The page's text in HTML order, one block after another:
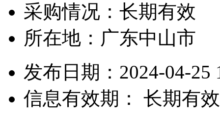
采购情况：长期有效
所在地：广东中山市
发布日期：2024-04-25
信息有效期： 长期有效